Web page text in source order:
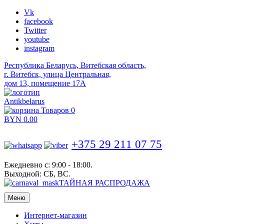
Vk
facebook
Twitter
youtube
instagram
Республика Беларусь, Витебская область,
г. Витебск, улица Центральная,
дом 13, помещение 17А
Antikbelarus
Товаров 0
BYN 0.00
+375 29 211 07 75
Ежедневно с: 9:00 - 18:00.
Выходной: СБ, ВС.
ТАЙНАЯ РАСПРОДАЖА
Меню
Интернет-магазин